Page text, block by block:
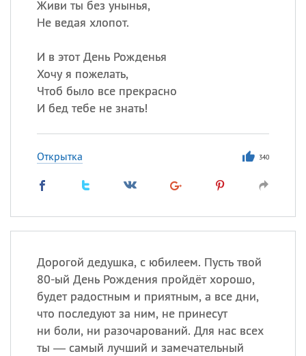
Живи ты без унынья,
Не ведая хлопот.
И в этот День Рожденья
Хочу я пожелать,
Чтоб было все прекрасно
И бед тебе не знать!
Открытка 340
Дорогой дедушка, с юбилеем. Пусть твой
80-ый День Рождения пройдёт хорошо,
будет радостным и приятным, а все дни,
что последуют за ним, не принесут
ни боли, ни разочарований. Для нас всех
ты — самый лучший и замечательный